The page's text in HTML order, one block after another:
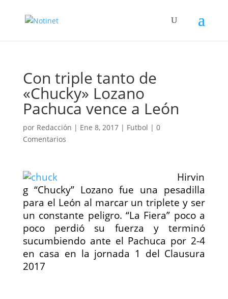
Con triple tanto de
«Chucky» Lozano
Pachuca vence a León
por Redacción | Ene 8, 2017| Futbol | 0
Comentarios
Hirvin
g “Chucky” Lozano fue una pesadilla
para el León al marcar un triplete y ser
un constante peligro. “La Fiera” poco a
poco perdió su fuerza y terminó
sucumbiendo ante el Pachuca por 2-4
en casa en la jornada 1 del Clausura
2017